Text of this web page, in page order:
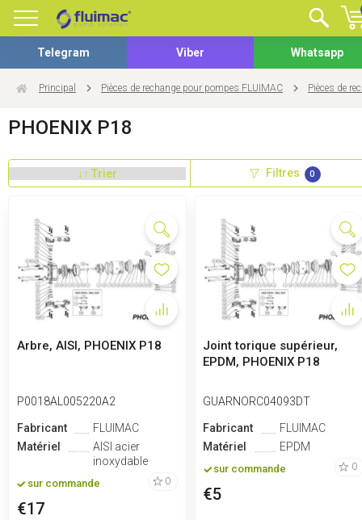
Telegram Viber Whatsapp
Principal Pièces de rechange pour pompes FLUIMAC Pièces de
PHOENIX P18
Filtres 0
Arbre, AISI, PHOENIX P18
P0018AL005220A2
Fabricant
FLUIMAC
Matériel
AISI acier
inoxydable
sur commande 0
€17
Joint torique supérieur,
EPDM, PHOENIX P18
GUARNORC04093DT
Fabricant
FLUIMAC
Matériel
EPDM
sur commande 0
€5